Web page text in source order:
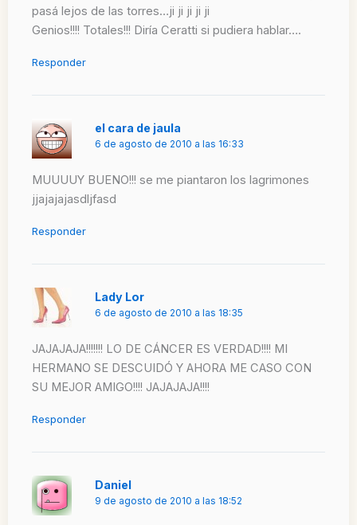
pasá lejos de las torres…ji ji ji ji ji
Genios!!!! Totales!!! Diría Ceratti si pudiera hablar….
Responder
el cara de jaula
6 de agosto de 2010 a las 16:33
MUUUUY BUENO!!! se me piantaron los lagrimones
jjajajajasdljfasd
Responder
Lady Lor
6 de agosto de 2010 a las 18:35
JAJAJAJA!!!!!!! LO DE CÁNCER ES VERDAD!!!! MI
HERMANO SE DESCUIDÓ Y AHORA ME CASO CON
SU MEJOR AMIGO!!!! JAJAJAJA!!!!
Responder
Daniel
9 de agosto de 2010 a las 18:52